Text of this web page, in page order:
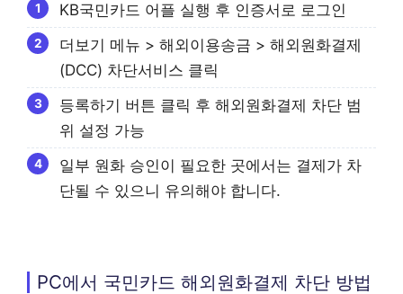
KB국민카드 어플 실행 후 인증서로 로그인
더보기 메뉴 > 해외이용송금 > 해외원화결제
(DCC) 차단서비스 클릭
등록하기 버튼 클릭 후 해외원화결제 차단 범
위 설정 가능
일부 원화 승인이 필요한 곳에서는 결제가 차
단될 수 있으니 유의해야 합니다.
PC에서 국민카드 해외원화결제 차단 방법